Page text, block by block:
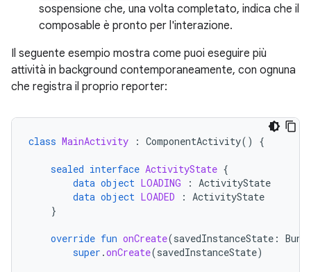
sospensione che, una volta completato, indica che il
composable è pronto per l'interazione.
Il seguente esempio mostra come puoi eseguire più
attività in background contemporaneamente, con ognuna
che registra il proprio reporter:
class MainActivity : ComponentActivity() {
sealed interface ActivityState {
data object LOADING : ActivityState
data object LOADED : ActivityState
}
override fun onCreate(savedInstanceState :
super .onCreate(savedInstanceState)